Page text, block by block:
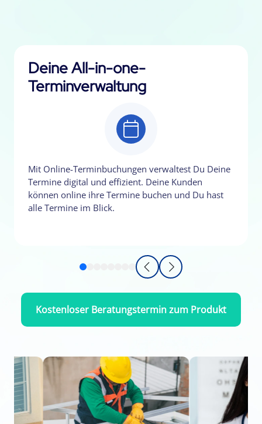
Deine All-in-one-
Terminverwaltung
Mit Online-Terminbuchungen verwaltest Du Deine
Termine digital und effizient. Deine Kunden
können online ihre Termine buchen und Du hast
alle Termine im Blick.
Kostenloser Beratungstermin zum Produkt